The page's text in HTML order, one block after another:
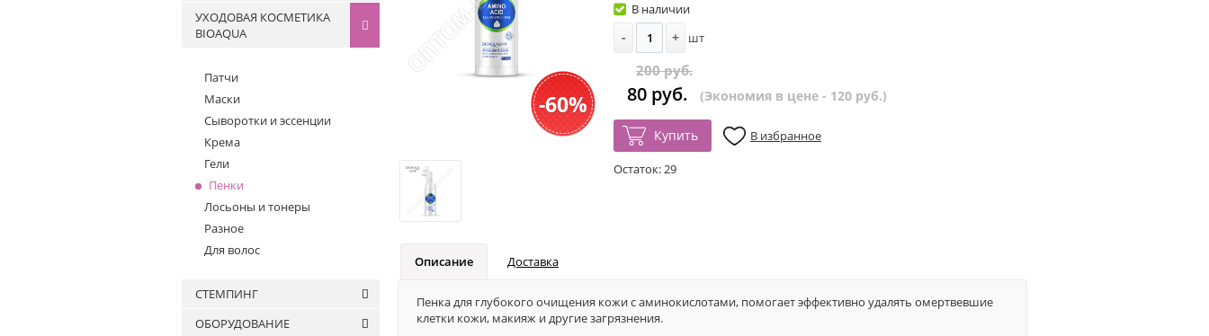
УХОДОВАЯ КОСМЕТИКА
BIOAQUA
Патчи
Маски
Сыворотки и эссенции
Крема
Гели
Пенки
Лосьоны и тонеры
Разное
Для волос
СТЕМПИНГ
ОБОРУДОВАНИЕ
-60%
В наличии
- + шт
200 руб.
80 руб. (Экономия в цене - 120 руб.)
Купить В избранное
Остаток:29
Описание Доставка
Пенка для глубокого очищения кожи с аминокислотами, помогает эффективно удалять омертвевшие
клетки кожи, макияж и другие загрязнения.